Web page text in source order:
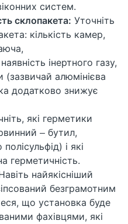
систем.
склопакета: Уточніть
кількість камер,
інертного газу,
(зазвичай алюмінієва
додатково знижує
які герметики
– бутил,
і які
герметичність.
найякісніший
безграмотним
що установка буде
фахівцями, які